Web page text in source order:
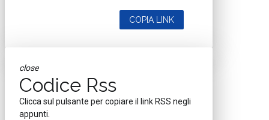
COPIA LINK
close
Codice Rss
Clicca sul pulsante per copiare il link RSS negli
appunti.